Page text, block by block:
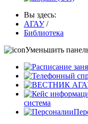
Вы здесь:
АГАУ /
Библиотека
Уменьшить
система